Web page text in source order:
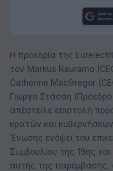
Η προεδρία της
τον Markus Rauramo
Catherine MacGregor
Γιώργο Στάσση
απέστειλε επιστολή
κρατών και
Ένωσης ενόψει του
Συμβουλίου της 19ης
αυτής της παρέμβασης,